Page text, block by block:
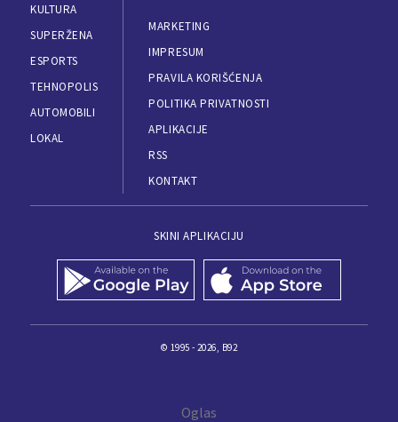
KULTURA
SUPERŽENA
ESPORTS
TEHNOPOLIS
AUTOMOBILI
LOKAL
MARKETING
IMPRESUM
PRAVILA KORIŠĆENJA
POLITIKA PRIVATNOSTI
APLIKACIJE
RSS
KONTAKT
SKINI APLIKACIJU
© 1995 - 2026, B92